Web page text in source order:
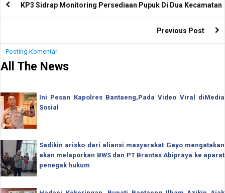
KP3 Sidrap Monitoring Persediaan Pupuk Di Dua Kecamatan
Previous Post
Posting Komentar
All The News
Ini Pesan Kapolres Bantaeng,Pada Video Viral diMedia
Sosial
Sadikin arisko dari aliansi masyarakat Gayo mengatakan
akan melaporkan BWS dan PT Brantas Abipraya ke aparat
penegak hukum